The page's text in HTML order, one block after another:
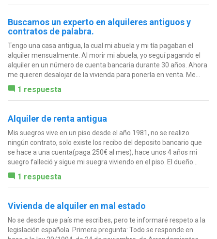
Buscamos un experto en alquileres antiguos y
contratos de palabra.
Tengo una casa antigua, la cual mi abuela y mi tía pagaban el
alquiler mensualmente. Al morir mi abuela, yo seguí pagando el
alquiler en un número de cuenta bancaria durante 30 años. Ahora
me quieren desalojar de la vivienda para ponerla en venta. Me...
1 respuesta
Alquiler de renta antigua
Mis suegros vive en un piso desde el año 1981, no se realizo
ningún contrato, solo existe los recibo del deposito bancario que
se hace a una cuenta(paga 250€ al mes), hace unos 4 años mi
suegro falleció y sigue mi suegra viviendo en el piso. El dueño...
1 respuesta
Vivienda de alquiler en mal estado
No se desde que país me escribes, pero te informaré respeto a la
legislación española. Primera pregunta: Todo se responde en